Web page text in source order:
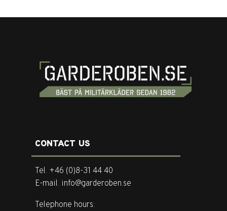
CONTACT US
Tel. +46 (0)8-31 44 40
E-mail. info@garderoben.se
Telephone hours: